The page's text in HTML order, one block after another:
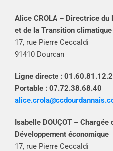
Alice CROLA – Directrice du
et de la Transition climatique
17, rue Pierre Ceccaldi
91410 Dourdan
Ligne directe :
Portable : 07.72.38.68.40
Isabelle DOUÇOT – Chargée
Développement économique
17, rue Pierre Ceccaldi